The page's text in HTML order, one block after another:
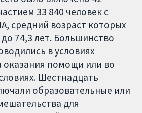
33 840 человек с
средний возраст которых
74,3 лет. Большинство
в условиях
оказания помощи или во
Шестнадцать
образовательные или
для